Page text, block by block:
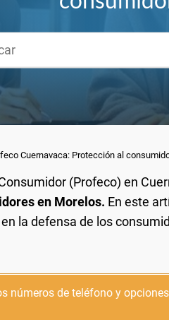
Cuernavaca: Protección al
(Profeco) en
en Morelos. En este
la defensa de los
números de teléfono y